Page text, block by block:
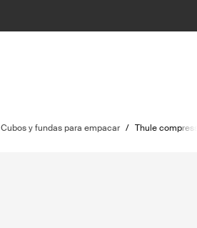
Cubos y fundas para empacar / Thule